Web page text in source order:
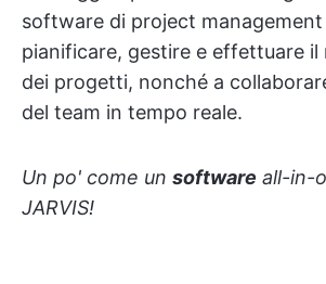
software di project management
pianificare, gestire e effettuare
dei progetti, nonché a
del team in tempo reale.
Un po' come un software all-in-
JARVIS!